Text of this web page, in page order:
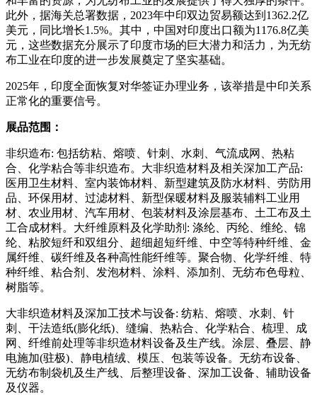
此外，据海关总署数据，2023年中印双边贸易额达到1362.2亿
美元，同比增长1.5%。其中，中国对印度出口额为1176.8亿美
元，这些数据充分展示了印度市场的巨大潜力和活力，为无纺
布工业在印度的进一步发展奠定了坚实基础。
2025年，印度全面恢复对华签证办理业务，该举措是中印关系
正常化的重要信号。
展品范围：
非织造布: 包括纺粘、熔喷、针刺、水刺、气流成网、热粘
合、化学粘合等非织造布。大非织造材料及相关深加工产品:
医用卫生材料、室内装饰材料、新型建筑及防水材料、劳防用
品、环保用材、过滤材料、新型保暖材料及服装辅料工业用
材、农业用材、汽车用材、包装材料及涂层基布、土工布及土
工合成材料。大纤维原料及化学助剂: 涤纶、丙纶、维纶、锦
纶、粘胶短纤和双组分、超细超短纤维、中空等特种纤维、金
属纤维、碳纤维及各种高性能纤维等。聚合物、化学纤维、特
种纤维、粘合剂、发泡材料、涂料、添加剂、无纺布色母粒、
树脂等。
大非织造材料及深加工技术与设备: 纺粘、熔喷、水刺、针
刺、干法造纸(膨化纸)、缝编、热粘合、化学粘合、梳理、成
网、纤维前处理等非织造材料设备及生产线。涂层、叠层、静
电施加(驻极)、静电植绒、模压、包装等设备。无纺布设备、
无纺布制袋机及生产线、后整理设备、深加工设备、辅助设备
及仪器。